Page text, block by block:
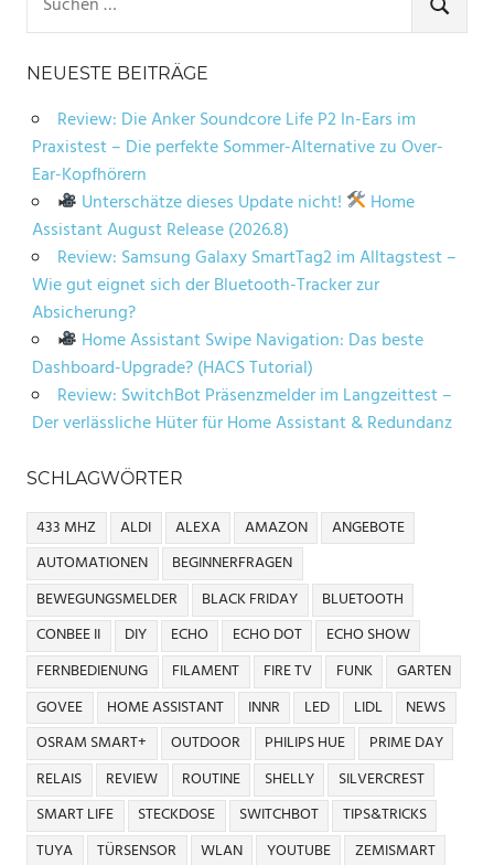
nach:
SUCHEN
NEUESTE BEITRÄGE
Review: Die Anker Soundcore Life P2 In-Ears im
Praxistest – Die perfekte Sommer-Alternative zu Over-
Ear-Kopfhörern
Unterschätze dieses Update nicht!
Home
Assistant August Release (2026.8)
Review: Samsung Galaxy SmartTag2 im Alltagstest –
Wie gut eignet sich der Bluetooth-Tracker zur
Absicherung?
Home Assistant Swipe Navigation: Das beste
Dashboard-Upgrade? (HACS Tutorial)
Review: SwitchBot Präsenzmelder im Langzeittest –
Der verlässliche Hüter für Home Assistant & Redundanz
SCHLAGWÖRTER
433 MHZ ALDI ALEXA AMAZON
ANGEBOTE
AUTOMATIONEN
BEGINNERFRAGEN
BEWEGUNGSMELDER
BLACK FRIDAY
BLUETOOTH
CONBEE II
DIY ECHO ECHO DOT
ECHO SHOW
FERNBEDIENUNG
FILAMENT FIRE TV FUNK
GARTEN
GOVEE
HOME ASSISTANT INNR LED LIDL
NEWS
OSRAM SMART+
OUTDOOR PHILIPS HUE
PRIME DAY
RELAIS
REVIEW ROUTINE SHELLY
SILVERCREST
SMART LIFE
STECKDOSE SWITCHBOT
TIPS&TRICKS
TUYA
TÜRSENSOR WLAN YOUTUBE
ZEMISMART